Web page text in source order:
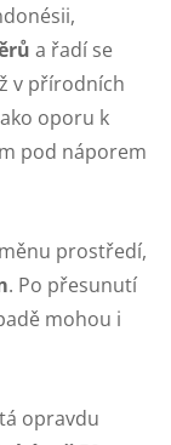
a řadí se
v přírodních
oporu k
pod náporem
prostředí,
. Po přesunutí
mohou i
opravdu